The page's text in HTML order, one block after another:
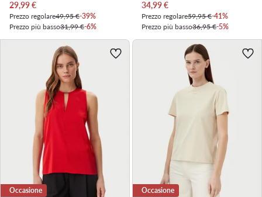
Prezzo attuale
29,99€
Prezzo regolare49,95 €-39%
Prezzo più basso31,99 €-6%
Prezzo attuale
34,99€
Prezzo regolare59,95 €-41%
Prezzo più basso36,95 €-5%
Occasione Occasione